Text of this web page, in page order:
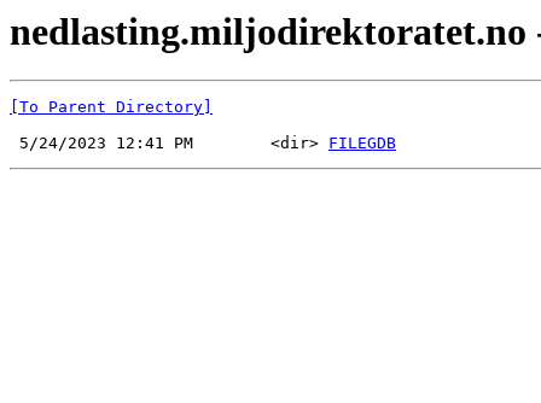
[To Parent Directory]
5/24/2023 12:41 PM        <dir> FILEGDB